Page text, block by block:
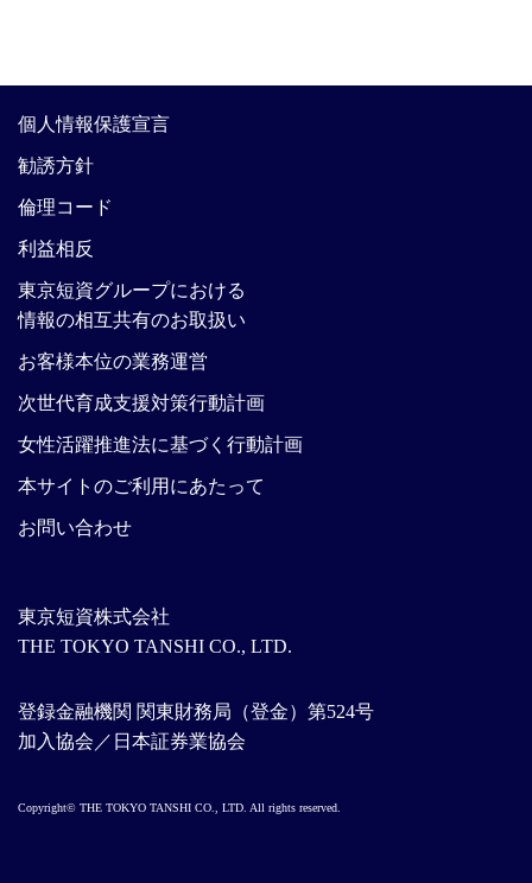
東京短資株式会社
THE TOKYO TANSHI CO., LTD.
登録金融機関 関東財務局（登金）第524号
加入協会／日本証券業協会
個人情報保護宣言
勧誘方針
倫理コード
利益相反
東京短資グループにおける
情報の相互共有のお取扱い
お客様本位の業務運営
次世代育成支援対策行動計画
女性活躍推進法に基づく行動計画
本サイトのご利用にあたって
お問い合わせ
Copyright© THE TOKYO TANSHI CO., LTD. All rights reserved.